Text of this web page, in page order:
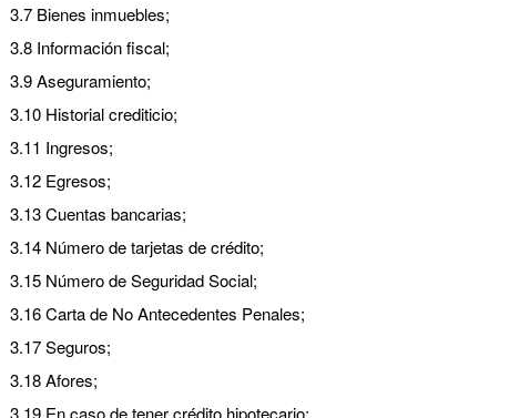
3.7 Bienes inmuebles;
3.8 Información fiscal;
3.9 Aseguramiento;
3.10 Historial crediticio;
3.11 Ingresos;
3.12 Egresos;
3.13 Cuentas bancarias;
3.14 Número de tarjetas de crédito;
3.15 Número de Seguridad Social;
3.16 Carta de No Antecedentes Penales;
3.17 Seguros;
3.18 Afores;
3.19 En caso de tener crédito hipotecario;